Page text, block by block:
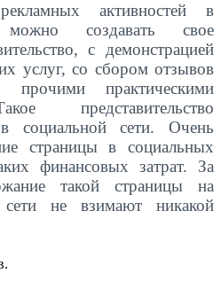
активностей в
создавать свое
с демонстрацией
услуг, со сбором отзывов
практическими
представительство
в социальной сети. Очень
страницы в социальных
финансовых затрат. За
такой страницы на
сети не взимают никакой